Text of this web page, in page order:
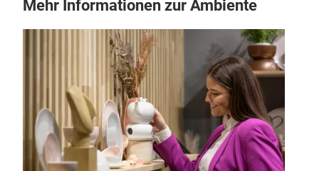
Mehr Informationen zur Ambiente